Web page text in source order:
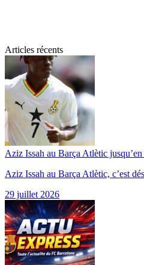
Articles récents
Aziz Issah au Barça Atlètic
Aziz Issah au Barça Atlètic, c’est
29 juillet 2026